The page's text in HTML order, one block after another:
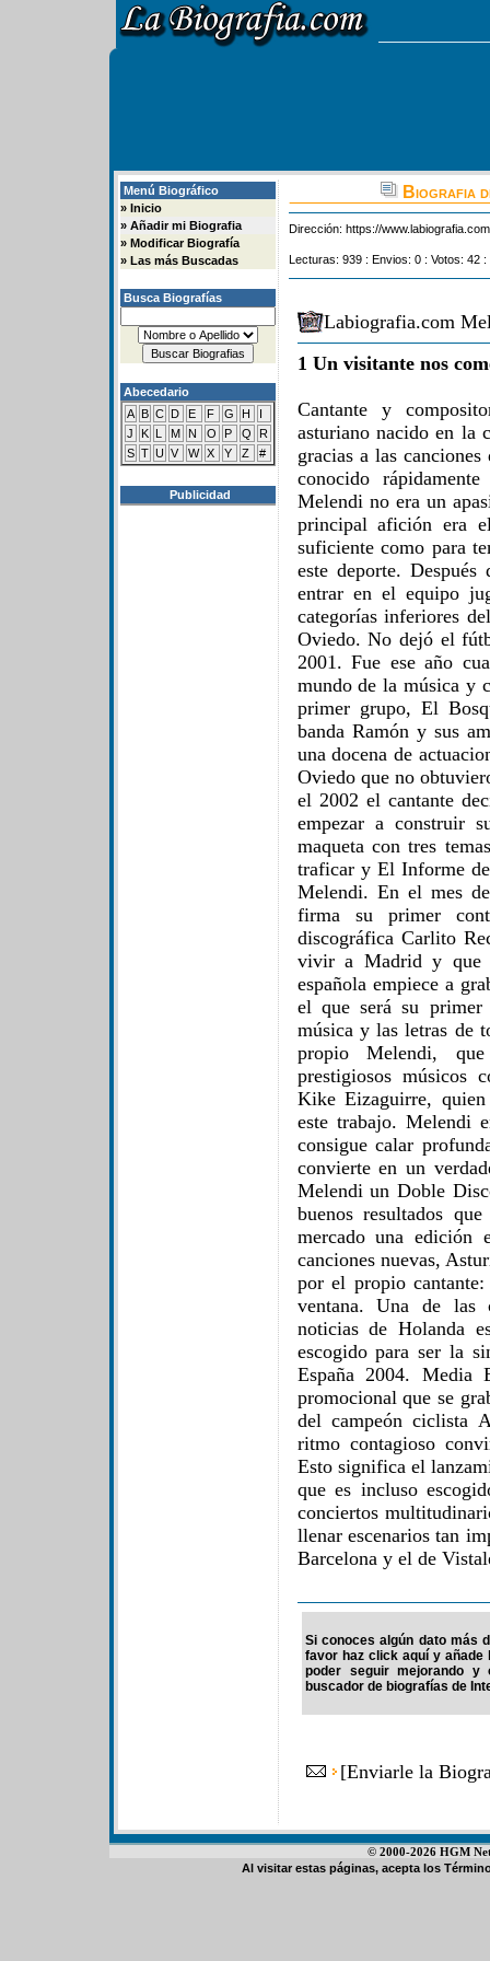
Menú Biográfico
» Inicio
» Añadir mi Biografia
» Modificar Biografía
» Las más Buscadas
Busca Biografías
Abecedario
A B C D E F G H
I
J
K L M N O P Q
R
S T U V W X Y Z #
Publicidad
Biografia
Dirección: https://
Lecturas: 939 : Envios: 0 : Votos: 42
Labiografia.com
1 Un visitante nos
Cantante y
asturiano nacido en la
gracias a las
conocido
Melendi no era un
principal afición era
suficiente como para
este deporte. Después
entrar en el equipo
categorías inferiores
Oviedo. No dejó el
2001. Fue ese año
mundo de la música y
primer grupo, El
banda Ramón y sus
una docena de
Oviedo que no
el 2002 el cantante
empezar a construir
maqueta con tres
traficar y El Informe
Melendi. En el mes
firma su primer
discográfica Carlito
vivir a Madrid y que
española empiece a
el que será su
música y las letras de
propio Melendi,
prestigiosos músicos
Kike Eizaguirre,
este trabajo. Melendi
consigue calar
convierte en un
Melendi un Doble
buenos resultados
mercado una edición
canciones nuevas,
por el propio
ventana. Una de las
noticias de Holanda
escogido para ser la
España 2004. Media
promocional que se
del campeón ciclista
ritmo contagioso
Esto significa el
que es incluso
conciertos
llenar escenarios tan
Barcelona y el de
Si conoces algún dato más
favor haz click aquí y
poder seguir mejorando y
buscador de biografías de
[Enviarle la
© 2000-2026 HGM
Al visitar estas páginas, acepta los